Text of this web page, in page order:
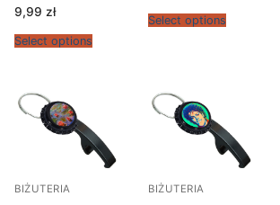
9,99 zł
Select options
Select options
BIŻUTERIA BIŻUTERIA